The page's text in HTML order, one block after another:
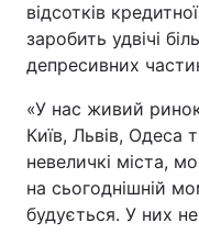
відсотків
заробить удвічі
депресивних
«У нас живий
Київ, Львів,
невеличкі міста,
на сьогоднішній
будується. У них